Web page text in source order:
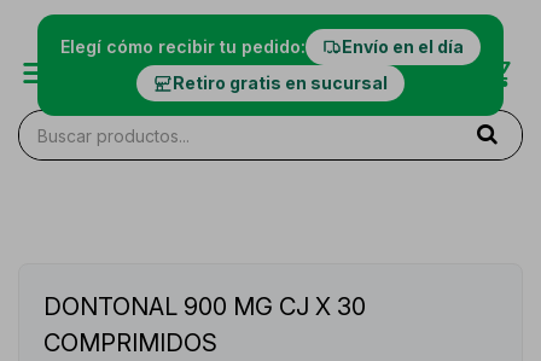
Elegí cómo recibir tu pedido:
Envío en el día
Retiro gratis en sucursal
DONTONAL 900 MG CJ X 30
COMPRIMIDOS